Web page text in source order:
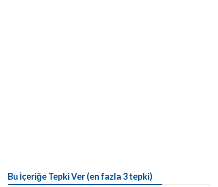
Bu İçeriğe Tepki Ver (en fazla 3 tepki)